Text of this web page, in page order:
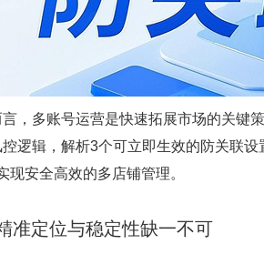
多账号运营是快速拓展市场的关键
逻辑，解析3个可立即生效的防关联
安全高效的多店铺管理。
准定位与稳定性缺一不可​